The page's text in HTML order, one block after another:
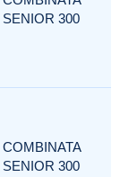
SENIOR 300
COMBINATA
SENIOR 300